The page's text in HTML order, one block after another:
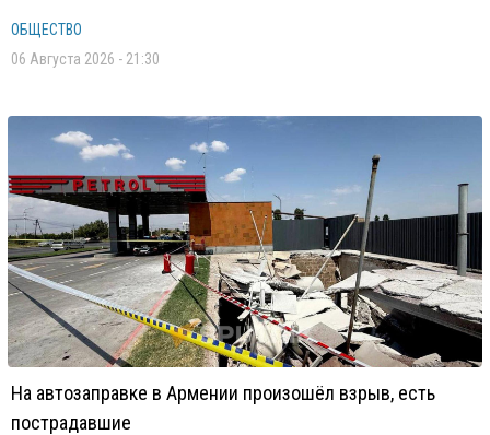
ОБЩЕСТВО
06 Августа 2026 - 21:30
На автозаправке в Армении произошёл взрыв, есть
пострадавшие